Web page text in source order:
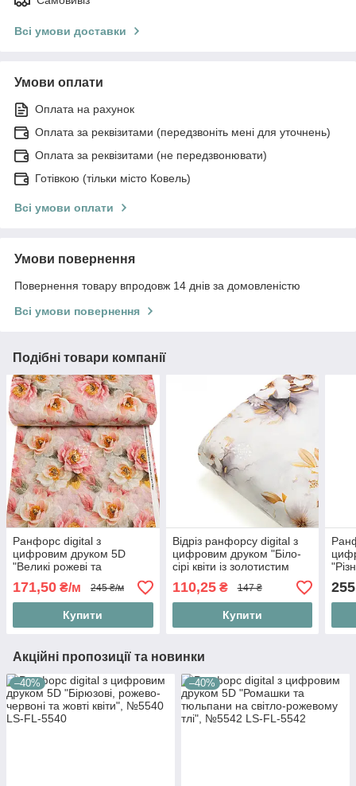
Всі умови доставки
Умови оплати
Оплата на рахунок
Оплата за реквізитами (передзвоніть мені для уточнень)
Оплата за реквізитами (не передзвонювати)
Готівкою (тільки місто Ковель)
Всі умови оплати
Умови повернення
Повернення товару впродовж 14 днів за домовленістю
Всі умови повернення
Подібні товари компанії
Ранфорс digital з
цифровим друком 5D
"Великі рожеві та
зеленувато-бежеві квіти",
№5543
171,50 ₴/м 245 ₴/м
Купити
Відріз ранфорсу digital з
цифровим друком "Біло-
сірі квіти із золотистим
листям", №5601, розмір
65*240 см
110,25₴ 147 ₴
Купити
255
Акційні пропозиції та новинки
–40% –40%